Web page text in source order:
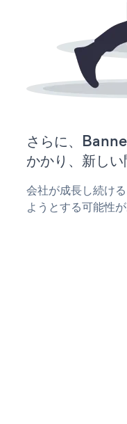
さらに、
かかり、新し
会社が成長し続け
ようとする可能性